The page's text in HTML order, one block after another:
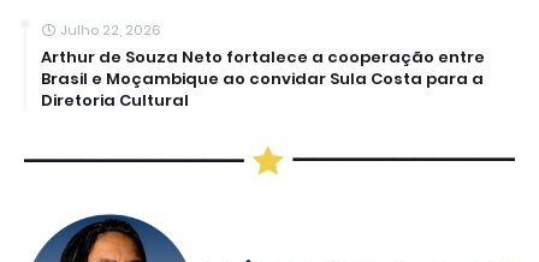
Julho 22, 2026
Arthur de Souza Neto fortalece a cooperação entre
Brasil e Moçambique ao convidar Sula Costa para a
Diretoria Cultural